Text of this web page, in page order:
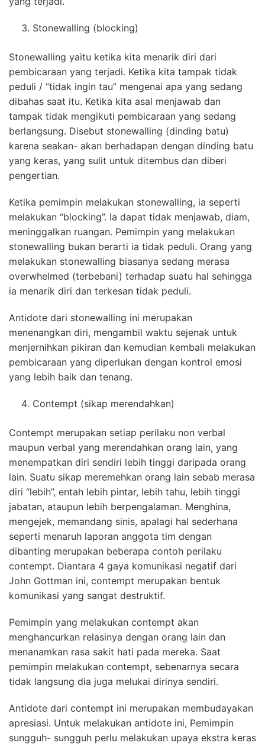
Stonewalling (blocking)
Stonewalling yaitu ketika kita menarik diri dari
pembicaraan yang terjadi. Ketika kita tampak tidak
peduli / “tidak ingin tau” mengenai apa yang sedang
dibahas saat itu. Ketika kita asal menjawab dan
tampak tidak mengikuti pembicaraan yang sedang
berlangsung. Disebut stonewalling (dinding batu)
karena seakan- akan berhadapan dengan dinding batu
yang keras, yang sulit untuk ditembus dan diberi
pengertian.
Ketika pemimpin melakukan stonewalling, ia seperti
melakukan “blocking”. Ia dapat tidak menjawab, diam,
meninggalkan ruangan. Pemimpin yang melakukan
stonewalling bukan berarti ia tidak peduli. Orang yang
melakukan stonewalling biasanya sedang merasa
overwhelmed (terbebani) terhadap suatu hal sehingga
ia menarik diri dan terkesan tidak peduli.
Antidote dari stonewalling ini merupakan
menenangkan diri, mengambil waktu sejenak untuk
menjernihkan pikiran dan kemudian kembali melakukan
pembicaraan yang diperlukan dengan kontrol emosi
yang lebih baik dan tenang.
Contempt (sikap merendahkan)
Contempt merupakan setiap perilaku non verbal
maupun verbal yang merendahkan orang lain, yang
menempatkan diri sendiri lebih tinggi daripada orang
lain. Suatu sikap meremehkan orang lain sebab merasa
diri “lebih”, entah lebih pintar, lebih tahu, lebih tinggi
jabatan, ataupun lebih berpengalaman. Menghina,
mengejek, memandang sinis, apalagi hal sederhana
seperti menaruh laporan anggota tim dengan
dibanting merupakan beberapa contoh perilaku
contempt. Diantara 4 gaya komunikasi negatif dari
John Gottman ini, contempt merupakan bentuk
komunikasi yang sangat destruktif.
Pemimpin yang melakukan contempt akan
menghancurkan relasinya dengan orang lain dan
menanamkan rasa sakit hati pada mereka. Saat
pemimpin melakukan contempt, sebenarnya secara
tidak langsung dia juga melukai dirinya sendiri.
Antidote dari contempt ini merupakan membudayakan
apresiasi. Untuk melakukan antidote ini, Pemimpin
sungguh- sungguh perlu melakukan upaya ekstra keras